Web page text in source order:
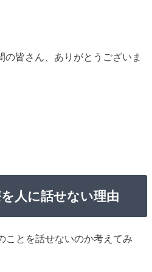
の皆さん、ありがとうございま
人に話せない理由
ことを話せないのか考えてみ